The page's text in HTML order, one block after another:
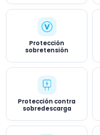
Protección
sobretensión
Protección contra
sobredescarga